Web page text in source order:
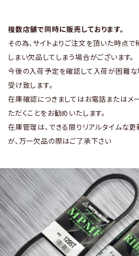
複数店舗で同時に販売しております。
その為、サイトよりご注文を頂いた時点
しまい欠品してしまう場合がございます。
今後の入荷予定を確認して入荷が困難な
受け致します。
在庫確認につきましてはお電話またはメ
ただくことをお勧めいたします。
在庫管理は、できる限りリアルタイムな
が、万一欠品の際はご了承下さい